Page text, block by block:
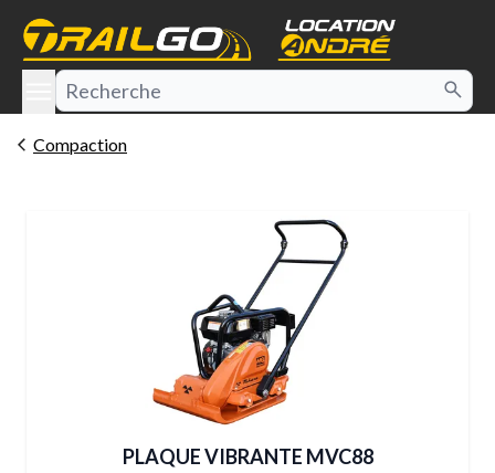
menu
Compaction
PLAQUE VIBRANTE MVC88